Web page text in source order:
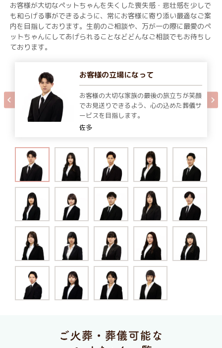
お客様が大切なペットちゃんを失くした喪失感・悲壮感を少しで
も和らげる事ができるように、常にお客様に寄り添い最適なご案
内を目指しております。生前のご相談や、万が一の際に最愛のペ
ットちゃんにしてあげられることなどどんなご相談でもお待ちし
ております。
お客様の立場になって
お客様の大切な家族の最後の旅立ちが笑顔
でお見送りできるよう、心の込めた葬儀サ
ービスを目指します。
佐多